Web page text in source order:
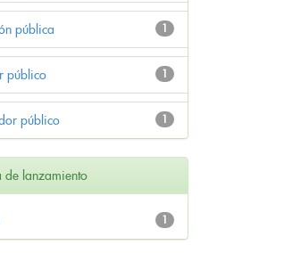
1
pública
1
público
1
público
de lanzamiento
1